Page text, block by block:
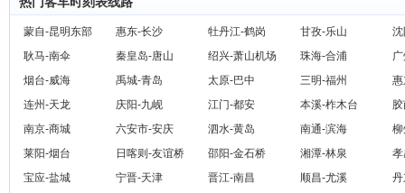
蒙自-昆明东部 惠东-长沙 牡丹江-鹤岗 甘孜-乐山
耿马-南伞
秦皇岛-唐山 绍兴-萧山机场 珠海-合浦
烟台-威海
禹城-青岛 太原-巴中 三明-福州
连州-天龙
庆阳-九岘 江门-都安 本溪-柞木台
南京-商城
六安市-安庆 泗水-黄岛 南通-滨海
莱阳-烟台
日喀则-友谊桥 邵阳-金石桥 湘潭-林泉
宝应-盐城
宁晋-天津 晋江-南昌 顺昌-尤溪